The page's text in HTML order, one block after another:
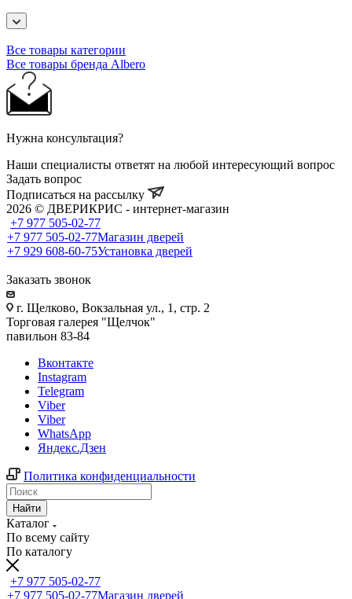
Все товары категории
Все товары бренда Albero
Нужна консультация?
Наши специалисты ответят на любой интересующий вопрос
Задать вопрос
Подписаться на рассылку
2026 © ДВЕРИКРИС - интернет-магазин
+7 977 505-02-77
+7 977 505-02-77Магазин дверей
+7 929 608-60-75Установка дверей
Заказать звонок
г. Щелково, Вокзальная ул., 1, стр. 2
Торговая галерея "Щелчок"
павильон 83-84
Вконтакте
Instagram
Telegram
Viber
Viber
WhatsApp
Яндекс.Дзен
Политика конфиденциальности
Найти
Каталог
По всему сайту
По каталогу
+7 977 505-02-77
+7 977 505-02-77Магазин дверей